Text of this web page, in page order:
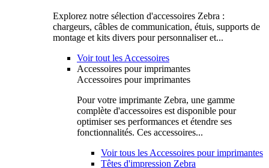
Explorez notre sélection d'accessoires Zebra :
chargeurs, câbles de communication, étuis, supports de
montage et kits divers pour personnaliser et...
Voir tout les Accessoires
Accessoires pour imprimantes
Accessoires pour imprimantes
Pour votre imprimante Zebra, une gamme
complète d'accessoires est disponible pour
optimiser ses performances et étendre ses
fonctionnalités. Ces accessoires...
Voir tous les Accessoires pour imprimantes
Têtes d'impression Zebra